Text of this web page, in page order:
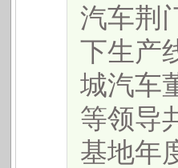
汽车荆
下生产
城汽车
等领导
基地年